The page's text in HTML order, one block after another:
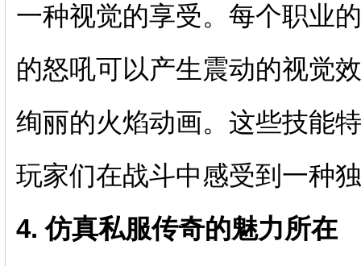
一种视觉的享受。每个职业
的怒吼可以产生震动的视觉
绚丽的火焰动画。这些技能
玩家们在战斗中感受到一种
4. 仿真私服传奇的魅力所在